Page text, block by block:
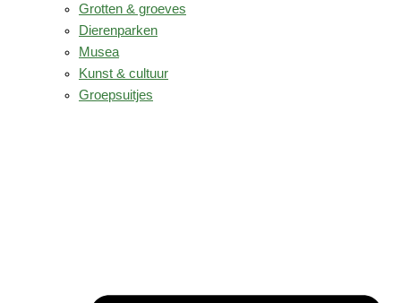
Grotten & groeves
Dierenparken
Musea
Kunst & cultuur
Groepsuitjes